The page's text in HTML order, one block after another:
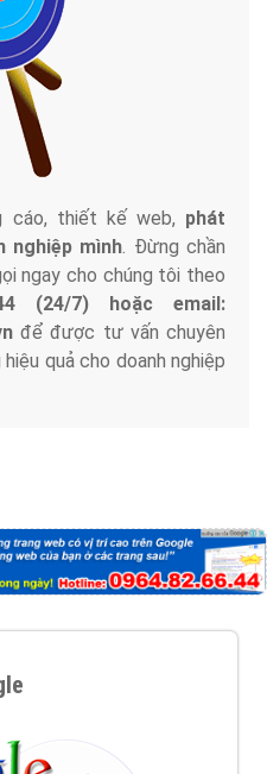
cáo, thiết kế web, phát
nghiệp mình. Đừng chần
ngay cho chúng tôi theo
(24/7) hoặc email:
để được tư vấn chuyên
quả cho doanh nghiệp